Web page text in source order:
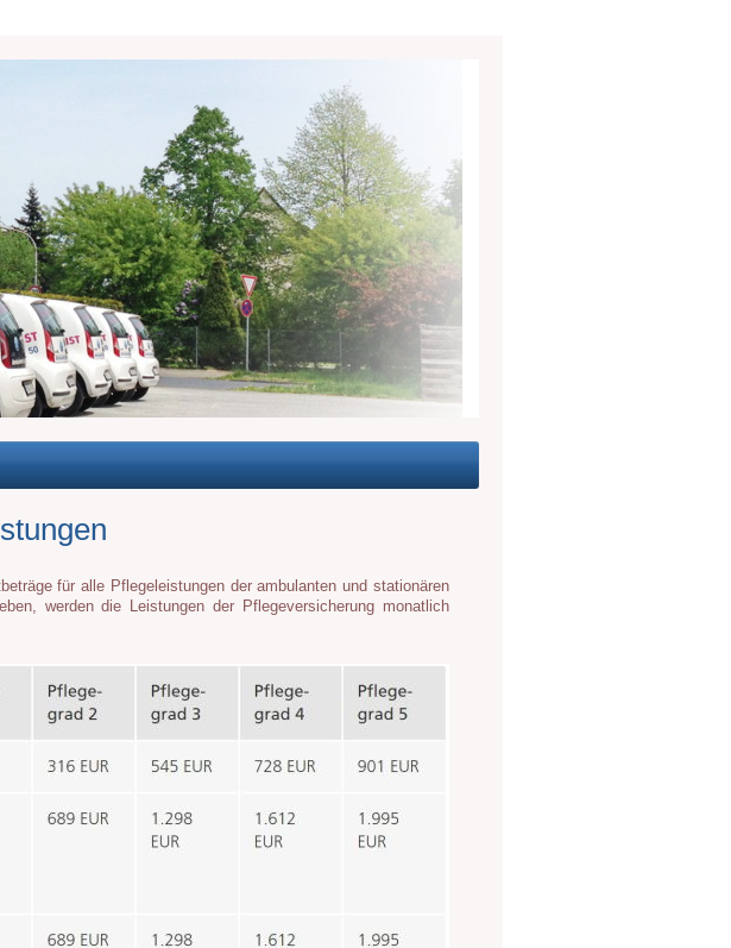
für alle Pflegeleistungen der ambulanten und stationären
werden die Leistungen der Pflegeversicherung monatlich